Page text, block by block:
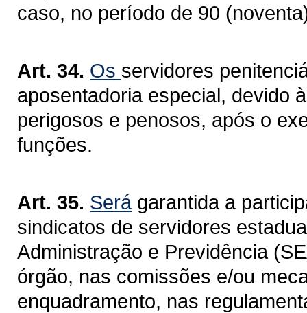
caso, no período de 90
Art. 34. Os servidores
aposentadoria especial, devido
perigosos e penosos, após o
funções.
Art. 35. Serágarantida a
sindicatos de servidores
Administração e Previdência
órgão, nas comissões e/ou
enquadramento, nas